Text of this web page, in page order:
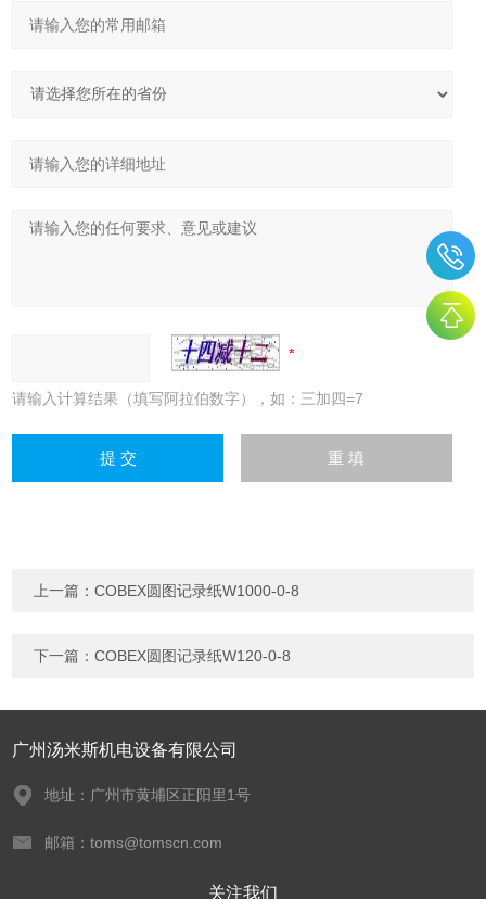
请输入计算结果（填写阿拉伯数字），如：三加四=7
上一篇：COBEX圆图记录纸W1000-0-8
下一篇：COBEX圆图记录纸W120-0-8
广州汤米斯机电设备有限公司
地址：广州市黄埔区正阳里1号
邮箱：toms@tomscn.com
关注我们